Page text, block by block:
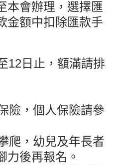
本會辦理，選擇匯
金額中扣除匯款手
12 日止，額滿請排
險，個人保險請參
爬，幼兒及年長者
力後再報名。